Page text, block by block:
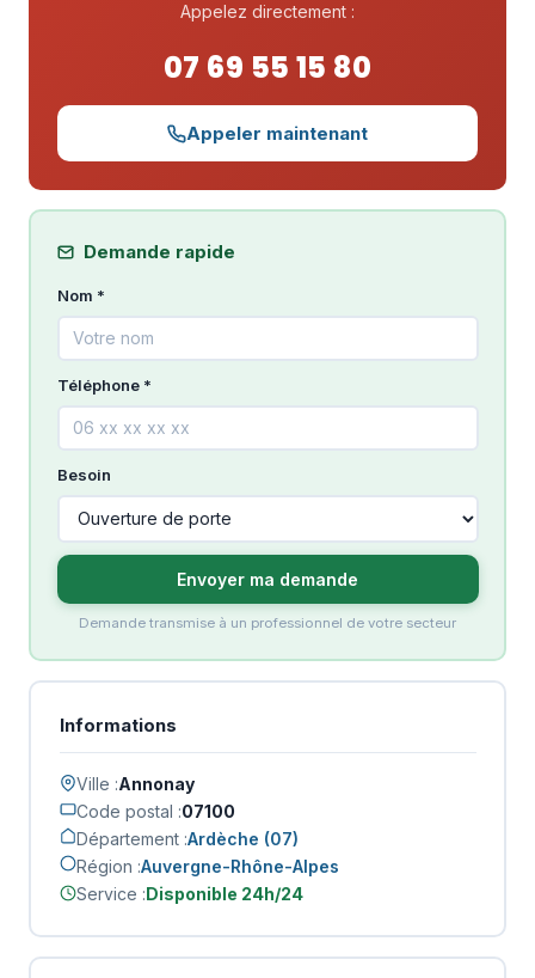
Appelez directement :
07 69 55 15 80
Appeler maintenant
Demande rapide
Nom *
Téléphone *
Besoin
Envoyer ma demande
Demande transmise à un professionnel de votre secteur
Informations
Ville :Annonay
Code postal :07100
Département :Ardèche (07)
Région :Auvergne-Rhône-Alpes
Service :Disponible 24h/24